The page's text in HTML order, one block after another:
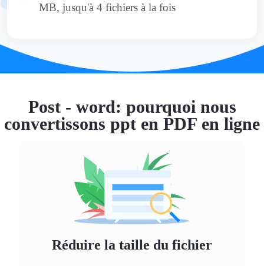
MB, jusqu'à 4 fichiers à la fois
Post - word: pourquoi nous
convertissons ppt en PDF en ligne
Réduire la taille du fichier